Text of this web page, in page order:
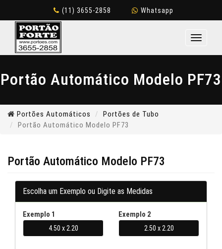
(11) 3655-2858 Whatsapp
Toggle
Portão Automático Modelo PF73
Portões Automáticos
Portões de Tubo
Portão Automático Modelo PF73
Portão Automático Modelo PF73
Escolha um Exemplo ou Digite as Medidas
Exemplo 1 Exemplo 2